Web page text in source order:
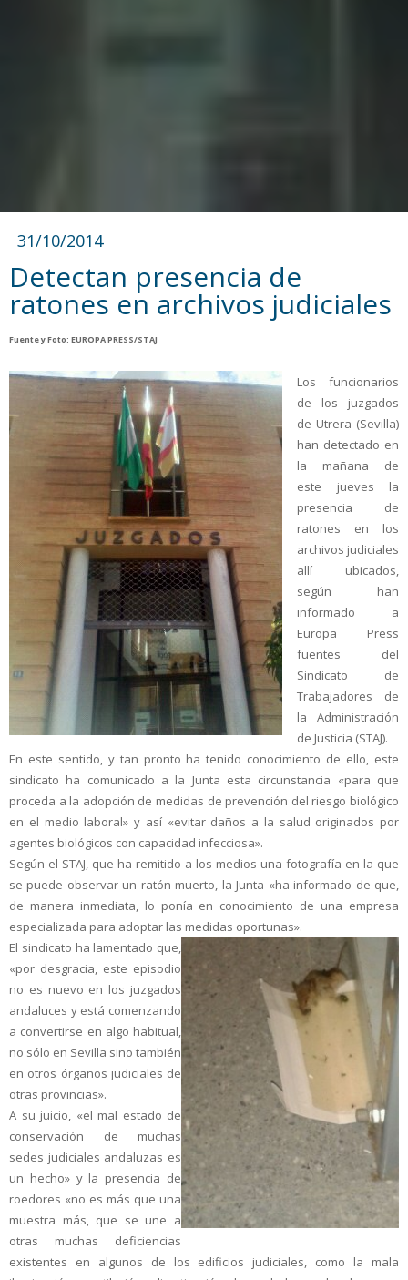
31/10/2014
Detectan presencia de
ratones en archivos judiciales
Fuente y Foto: EUROPA PRESS/STAJ
Los funcionarios
de los juzgados
de Utrera (Sevilla)
han detectado en
la mañana de
este jueves la
presencia de
ratones en los
archivos judiciales
allí ubicados,
según han
informado a
Europa Press
fuentes del
Sindicato de
Trabajadores de
la Administración
de Justicia (STAJ).
En este sentido, y tan pronto ha tenido conocimiento de ello, este
sindicato ha comunicado a la Junta esta circunstancia «para que
proceda a la adopción de medidas de prevención del riesgo biológico
en el medio laboral» y así «evitar daños a la salud originados por
agentes biológicos con capacidad infecciosa».
Según el STAJ, que ha remitido a los medios una fotografía en la que
se puede observar un ratón muerto, la Junta «ha informado de que,
de manera inmediata, lo ponía en conocimiento de una empresa
especializada para adoptar las medidas oportunas».
El sindicato ha lamentado que,
«por desgracia, este episodio
no es nuevo en los juzgados
andaluces y está comenzando
a convertirse en algo habitual,
no sólo en Sevilla sino también
en otros órganos judiciales de
otras provincias».
A su juicio, «el mal estado de
conservación de muchas
sedes judiciales andaluzas es
un hecho» y la presencia de
roedores «no es más que una
muestra más, que se une a
otras muchas deficiencias
existentes en algunos de los edificios judiciales, como la mala